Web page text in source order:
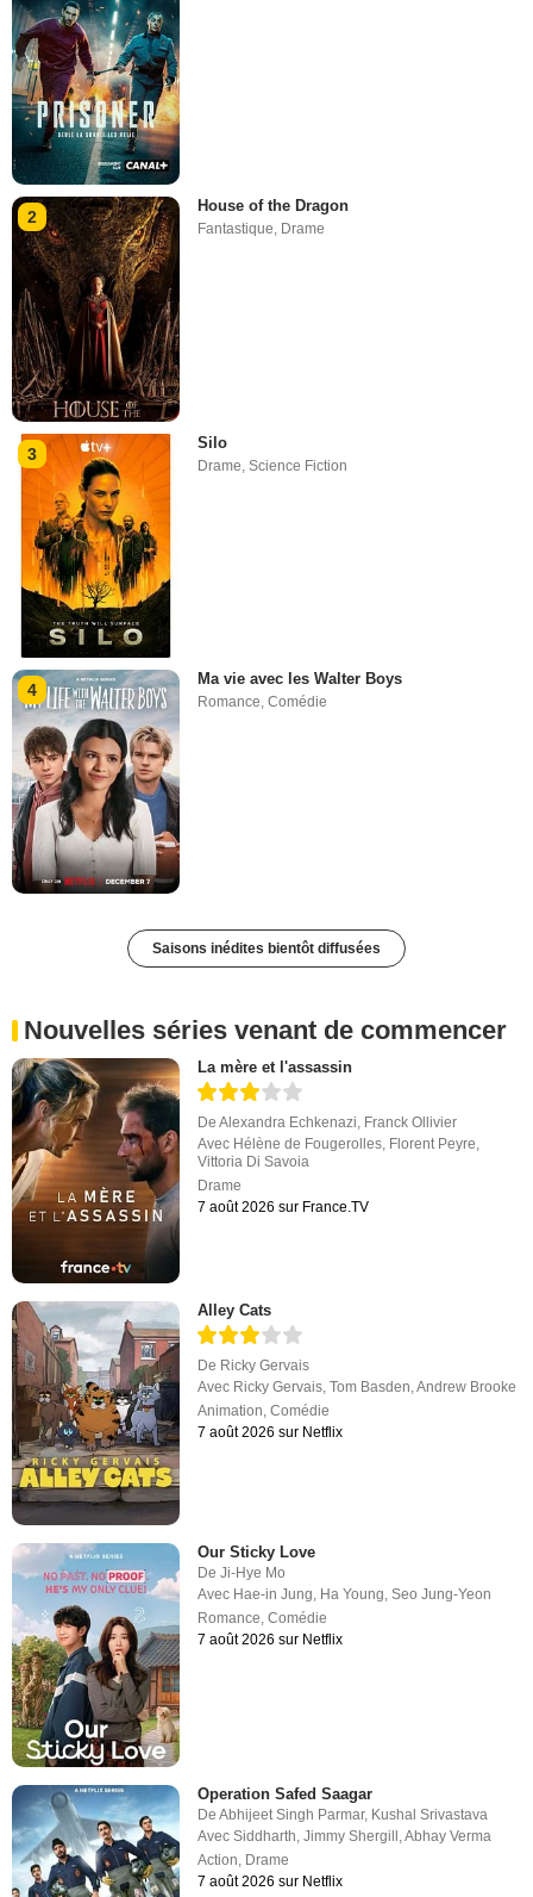
2
House of the Dragon
Fantastique, Drame
3
Silo
Drame ,Science Fiction
4
Ma vie avec les Walter Boys
Romance,Comédie
Saisons inédites bientôt diffusées
Nouvelles séries venant de commencer
La mère et l'assassin
DeAlexandra Echkenazi, Franck Ollivier
Avec Hélène de Fougerolles, Florent Peyre,
Vittoria Di Savoia
Drame
7 août 2026 sur France.TV
Alley Cats
De Ricky Gervais
Avec Ricky Gervais ,Tom Basden ,Andrew Brooke
Animation ,Comédie
7 août 2026 sur Netflix
Our Sticky Love
DeJi-Hye Mo
Avec Hae-in Jung, Ha Young,Seo Jung-Yeon
Romance,Comédie
7 août 2026 sur Netflix
Operation Safed Saagar
DeAbhijeet Singh Parmar, Kushal Srivastava
AvecSiddharth,Jimmy Shergill ,Abhay Verma
Action, Drame
7 août 2026 sur Netflix